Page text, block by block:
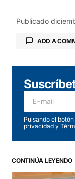
Publicado
ADD A
Tu
publicada.
marcados
Comentario
Pulsando el
privacidad y
CONTINÚA LEYENDO